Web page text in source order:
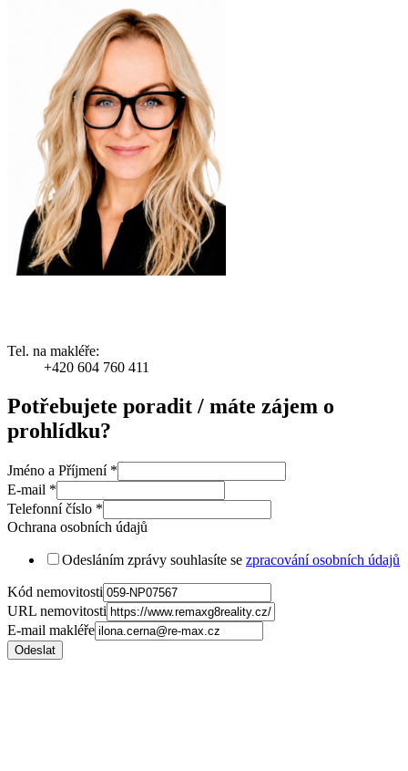
Tel. na makléře:
+420 604 760 411
Potřebujete poradit / máte zájem o
prohlídku?
Jméno a Příjmení *
E-mail *
Telefonní číslo *
Ochrana osobních údajů
Odesláním zprávy souhlasíte se zpracování osobních údajů
Kód nemovitosti
URL nemovitosti
E-mail makléře
Odeslat